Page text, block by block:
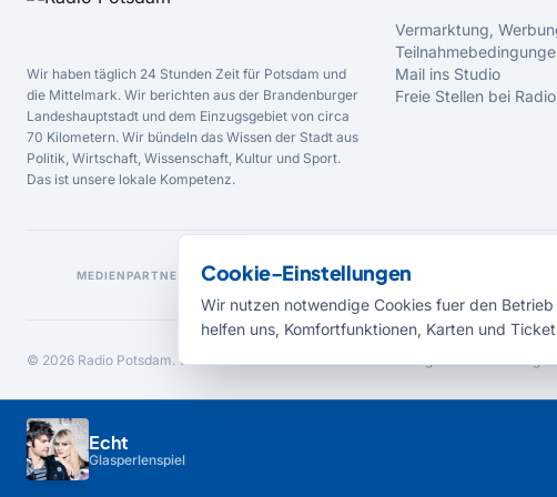
Echt
Glasperlenspiel
Wir haben täglich 24 Stunden Zeit für Potsdam und
die Mittelmark. Wir berichten aus der Brandenburger
Landeshauptstadt und dem Einzugsgebiet von circa
70 Kilometern. Wir bündeln das Wissen der Stadt aus
Politik, Wirtschaft, Wissenschaft, Kultur und Sport.
Das ist unsere lokale Kompetenz.
Vermarktung,
Mail ins Studio
Freie Stellen bei
MEDIENPARTNER
© 2026 Radio Potsdam. Webseite entwickelt durch dieMedienagentur Babelsberg
Cookie-Einstellungen
Wir nutzen notwendige Cookies fuer den
helfen uns, Komfortfunktionen, Karten und